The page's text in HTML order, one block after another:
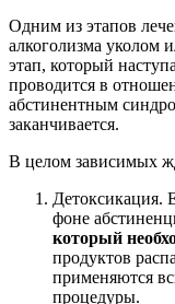
Одним из этапов
алкоголизма уколом
этап, который
проводится в
абстинентным
заканчивается.
В целом зависимых
Детоксикация.
фоне
который
продуктов
применяются
процедуры.